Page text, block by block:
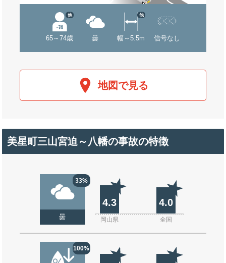
65～74歳
他
曇 幅～5.5m
他
信号なし
地図で見る
美星町三山宮迫～八幡の事故の特徴
33%
曇
4.3 4.0
岡山県 全国
100%